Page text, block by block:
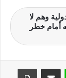
وهم لا
أمام خطر
لاين